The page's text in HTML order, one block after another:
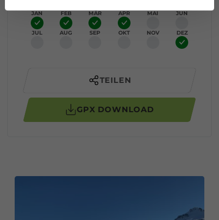
JAN FEB MÄR APR MAI JUN
JUL AUG SEP OKT NOV DEZ
TEILEN
GPX DOWNLOAD